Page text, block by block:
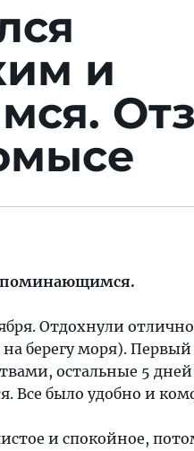
и
Отдохнули
берегу моря). Первый
остальные 5
Все было удобно и
и спокойное,